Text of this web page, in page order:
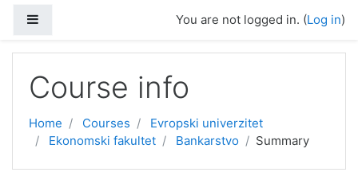
You are not logged in. (Log in)
Course info
Home Courses
Evropski univerzitet
Ekonomski fakultet
Bankarstvo Summary